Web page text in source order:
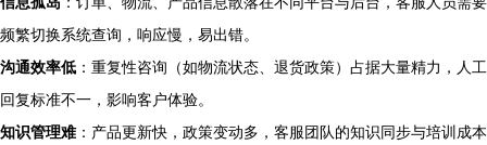
频繁切换系统查询，响应慢，易出错。
沟通效率低 ：重复性咨询（如物流状态、退货政策）占据大量精力，人工
回复标准不一，影响客户体验。
知识管理难：产品更新快，政策变动多，客服团队的知识同步与培训成本